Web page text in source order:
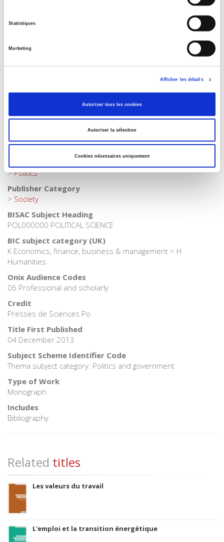
Statistiques
Marketing
Afficher les détails
Autoriser tous les cookies
Autoriser la sélection
Cookies nécessaires uniquement
,,,,Public policies
>Political Economics>Employment
>Political Science>Public Policy
>Political Science
>Politics
Publisher Category
> Society
BISAC Subject Heading
POL000000 POLITICAL SCIENCE
BIC subject category (UK)
K Economics, finance, business & management > H
Humanities
Onix Audience Codes
06 Professional and scholarly
Credit
Presses de Sciences Po
Title First Published
04 December 2013
Subject Scheme Identifier Code
Thema subject category: Politics and government
Type of Work
Monograph
Includes
Bibliography
Related titles
Les valeurs du travail
L'emploi et la transition énergétique